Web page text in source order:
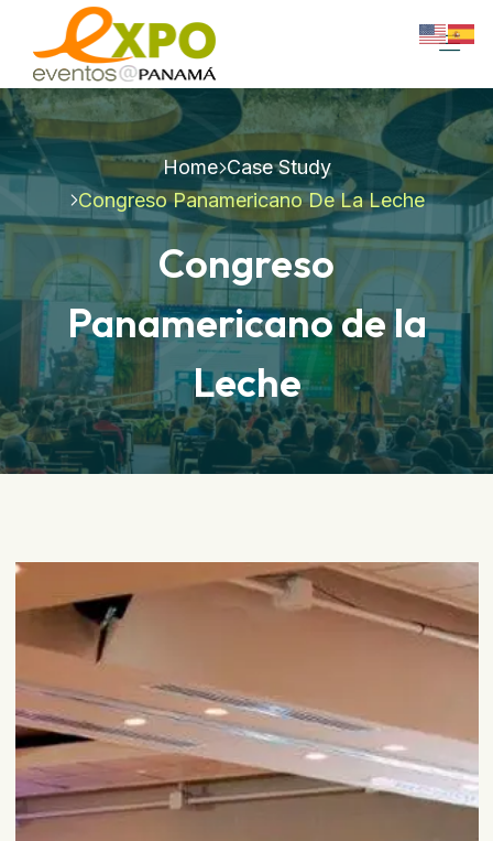
Home Case Study
Congreso Panamericano De La Leche
Congreso
Panamericano de la
Leche